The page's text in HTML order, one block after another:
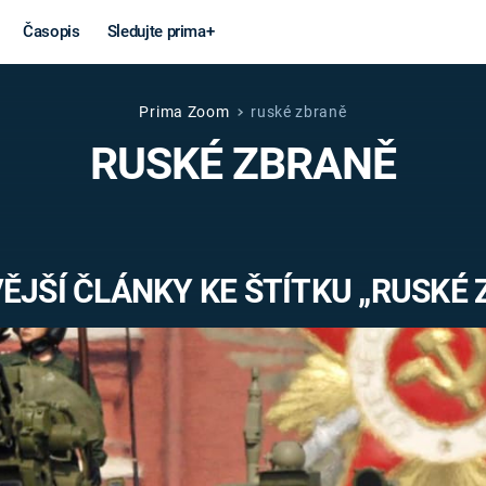
Časopis Sledujte prima+
Věda a
technika
MARS
Války
VÁLEČNÉ
Záhady a
Prima Zoom ruské zbraně
RUSKÉ ZBRANĚ
ČLÁNKY KE ŠTÍTKU „RUSKÉ